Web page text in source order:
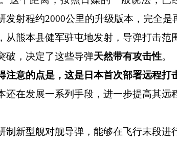
发射程约2000公里的升级版本，完全是
本县健军驻屯地发射，导弹打击范
，决定了这些导弹天然带有攻击性。
注意的点是，这是日本首次部署远程打
在发展一系列手段，进一步提高其远
制新型舰对舰导弹，能够在飞行末段进